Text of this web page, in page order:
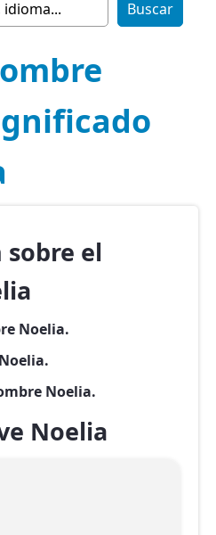
el
Noelia.
Noelia.
Noelia